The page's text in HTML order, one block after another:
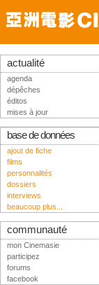
actualité
agenda
dépêches
éditos
mises à jour
base de données
ajout de fiche
films
personnalités
dossiers
interviews
beaucoup plus...
communauté
mon Cinemasie
participez
forums
facebook